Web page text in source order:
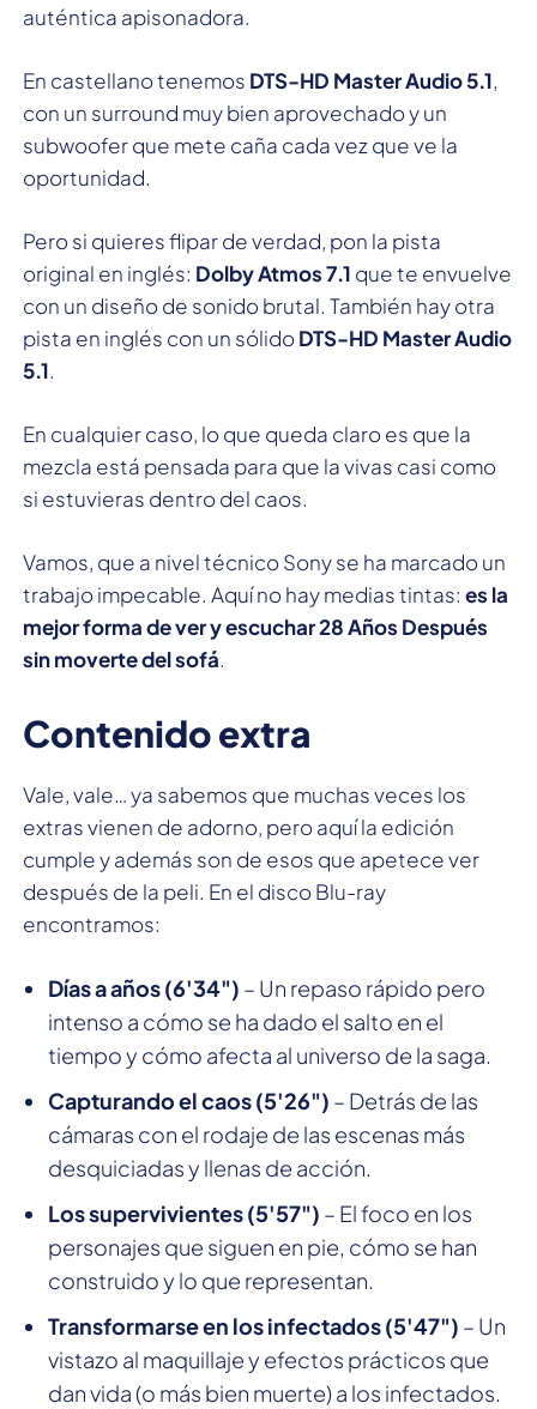
auténtica apisonadora.
En castellano tenemos DTS-HD Master Audio 5.1,
con un surround muy bien aprovechado y un
subwoofer que mete caña cada vez que ve la
oportunidad.
Pero si quieres flipar de verdad, pon la pista
original en inglés: Dolby Atmos 7.1 que te envuelve
con un diseño de sonido brutal. También hay otra
pista en inglés con un sólidoDTS-HD Master Audio
5.1.
En cualquier caso, lo que queda claro es que la
mezcla está pensada para que la vivas casi como
si estuvieras dentro del caos.
Vamos, que a nivel técnico Sony se ha marcado un
trabajo impecable. Aquí no hay medias tintas: es la
mejor forma de ver y escuchar 28 Años Después
sin moverte del sofá.
Contenido extra
Vale, vale… ya sabemos que muchas veces los
extras vienen de adorno, pero aquí la edición
cumple y además son de esos que apetece ver
después de la peli. En el disco Blu-ray
encontramos:
Días a años (6'34") – Un repaso rápido pero
intenso a cómo se ha dado el salto en el
tiempo y cómo afecta al universo de la saga.
Capturando el caos (5'26") – Detrás de las
cámaras con el rodaje de las escenas más
desquiciadas y llenas de acción.
Los supervivientes (5'57") – El foco en los
personajes que siguen en pie, cómo se han
construido y lo que representan.
Transformarse en los infectados (5'47") – Un
vistazo al maquillaje y efectos prácticos que
dan vida (o más bien muerte) a los infectados.